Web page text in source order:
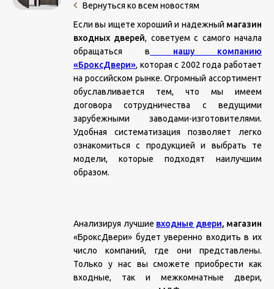
Вернуться ко всем новостям
Если вы ищете хороший и надежный магазин
входных дверей, советуем с самого начала
обращаться в нашу компанию
«БроксДвери», которая с 2002 года работает
на российском рынке. Огромный ассортимент
обуславливается тем, что мы имеем
договора сотрудничества с ведущими
зарубежными заводами-изготовителями.
Удобная систематизация позволяет легко
ознакомиться с продукцией и выбрать те
модели, которые подходят наилучшим
образом.
Анализируя лучшие входные двери, магазин
«БроксДвери» будет уверенно входить в их
число компаний, где они представлены.
Только у нас вы сможете приобрести как
входные, так и межкомнатные двери,